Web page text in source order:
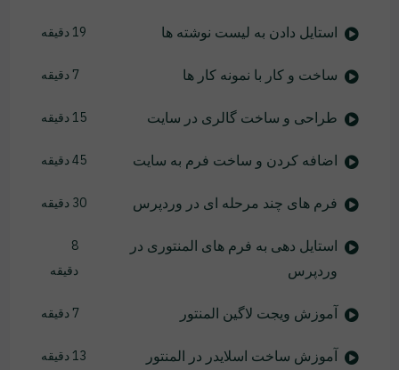
استایل دادن به لیست نوشته ها 19 دقیقه
ساخت و کار با نمونه کار ها 7 دقیقه
طراحی و ساخت گالری در سایت 15 دقیقه
اضافه کردن و ساخت فرم به سایت 45 دقیقه
فرم های چند مرحله ای در وردپرس 30 دقیقه
استایل دهی به فرم های المنتوری در
وردپرس
8
دقیقه
آموزش ویجت لاگین المنتور 7 دقیقه
آموزش ساخت اسلایدر در المنتور 13 دقیقه